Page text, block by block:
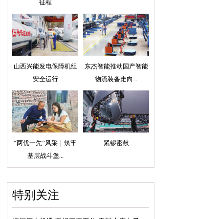
征程
山西兴能发电保障机组
安全运行
东杰智能推动国产智能
物流装备走向...
“两优一先”风采｜筑牢
基层战斗堡...
紧锣密鼓
特别关注